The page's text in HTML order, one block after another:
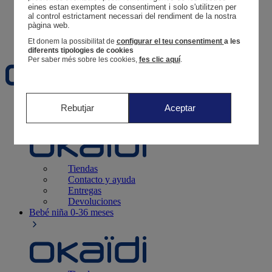
Tus pedidos
Cesta
Favoritos
Recién nacido0-12 meses
Tiendas
Contacto y ayuda
Entregas
Devoluciones
Bebé niña 0-36 meses
eines estan exemptes de consentiment i solo s'utilitzen per
al control estrictament necessari del rendiment de la nostra
pàgina web.
Et donem la possibilitat de configurar el teu consentiment a les
diferents tipologies de cookies
Per saber més sobre les cookies, fes clic aquí.
Rebutjar Aceptar